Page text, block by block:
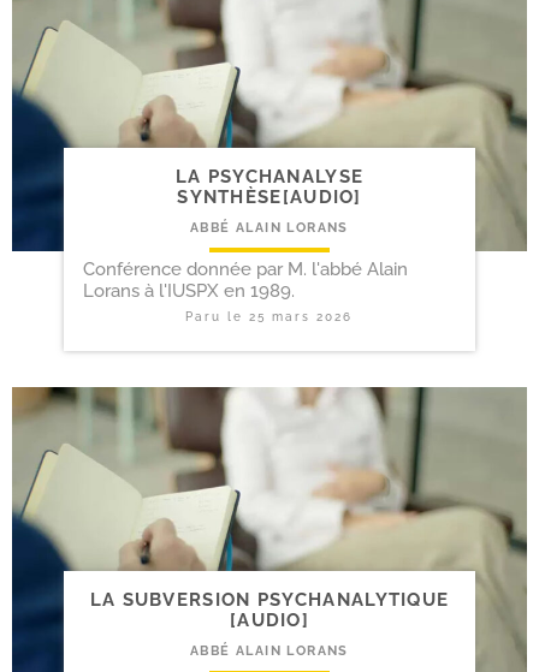
LA PSYCHANALYSE
SYNTHÈSE[AUDIO]
ABBÉ ALAIN LORANS
Conférence donnée par M. l'abbé Alain
Lorans à l'IUSPX en 1989.
Paru le25 mars 2026
LA SUBVERSION PSYCHANALYTIQUE
[AUDIO]
ABBÉ ALAIN LORANS